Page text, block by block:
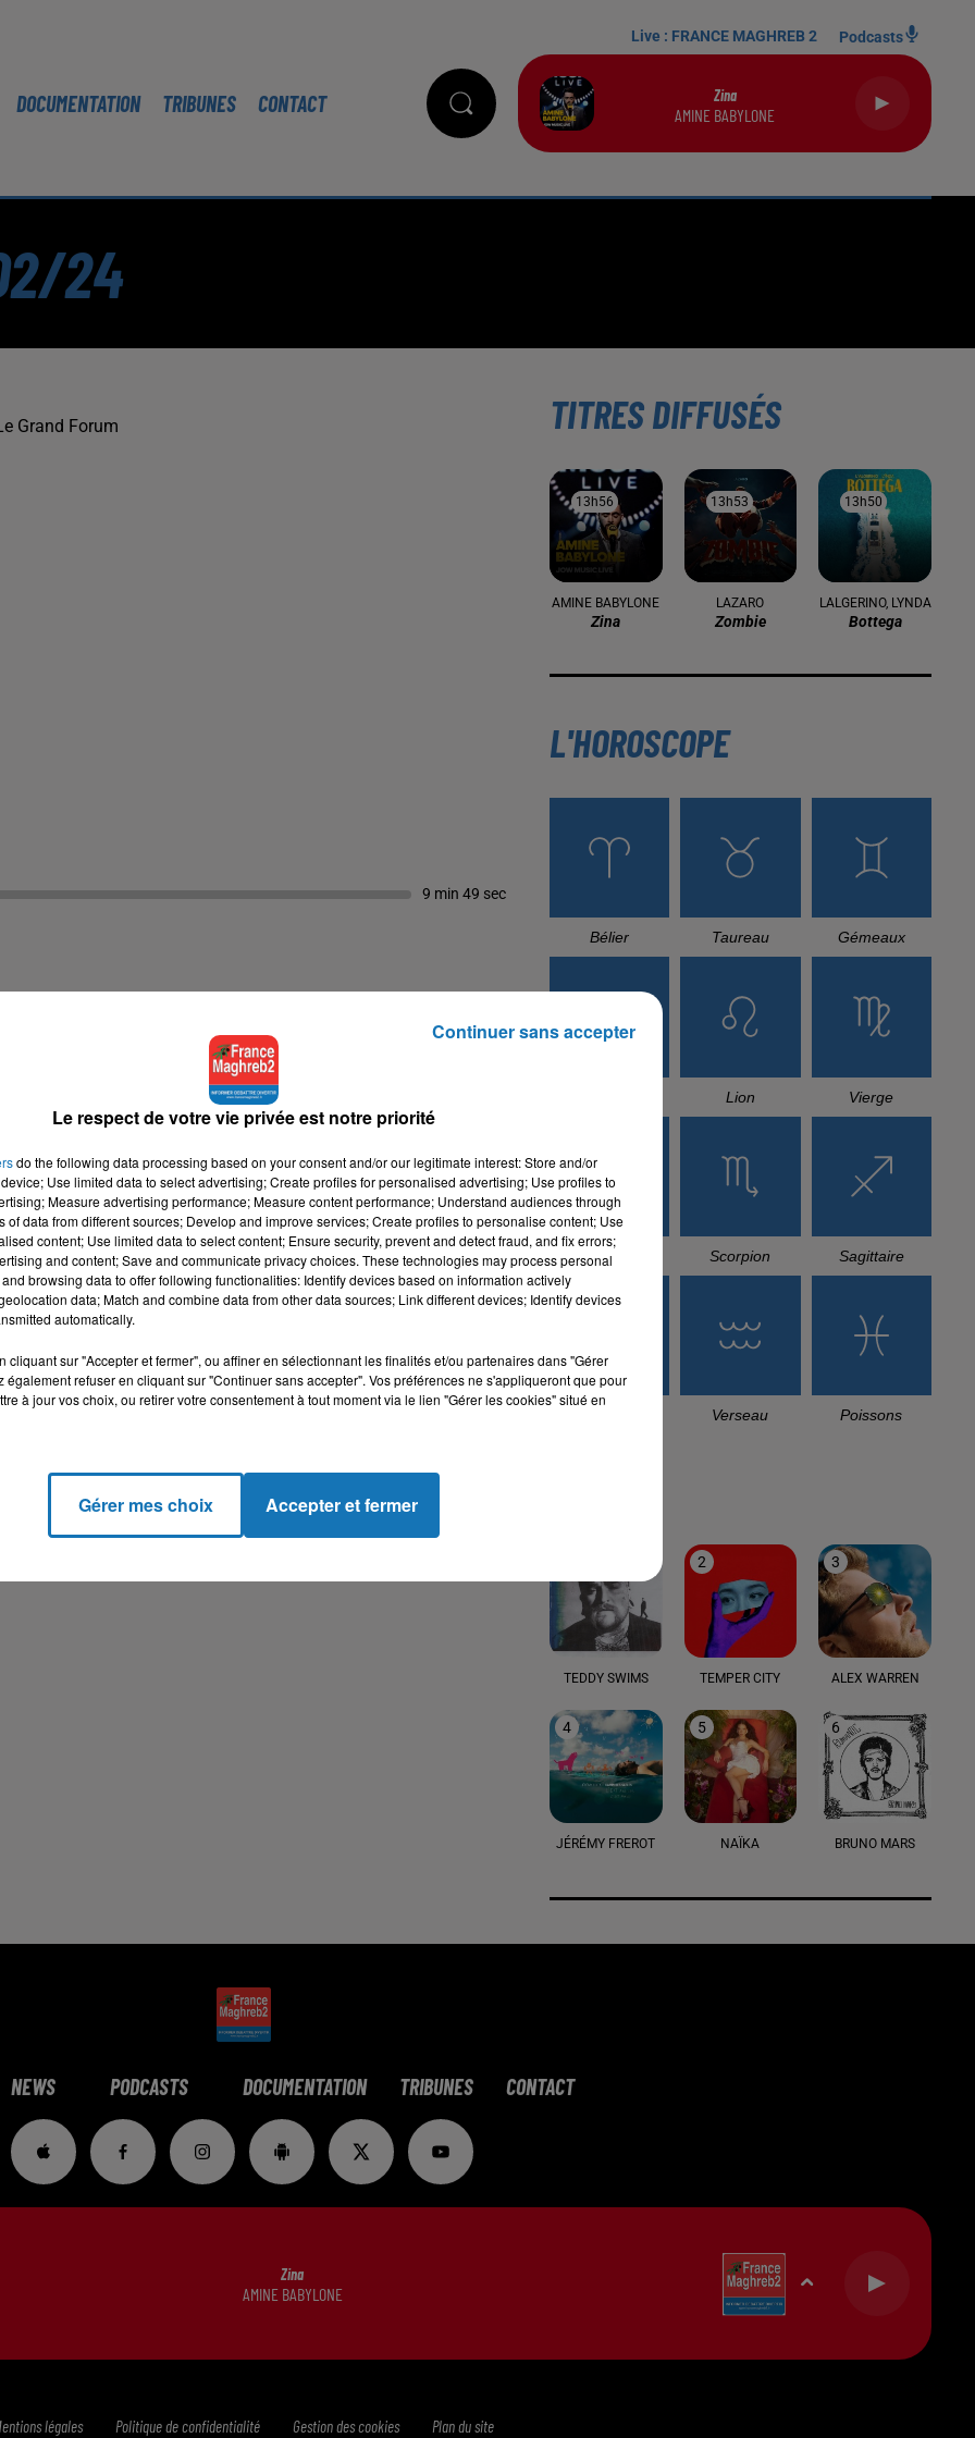
DOCUMENTATION TRIBUNES CONTACT
Live : FRANCE MAGHREB 2 Podcasts
Zina
AMINE BABYLONE
24
Grand Forum
9 min 49 sec
TITRES DIFFUSÉS
13h56
13h56
AMINE BABYLONE
Zina
13h53
13h53
LAZARO
Zombie
13h50
13h50
LALGERINO, LYNDA
Bottega
L'HOROSCOPE
Bélier Taureau Gémeaux
Lion Vierge
Balance Scorpion Sagittaire
Verseau Poissons
TEDDY SWIMS
2
TEMPER CITY
3
ALEX WARREN
4
JÉRÉMY FREROT
5
NAÏKA
6
BRUNO MARS
NEWS PODCASTS DOCUMENTATION TRIBUNES CONTACT
Zina
AMINE BABYLONE
légales Politique de confidentialité Gestion des cookies Plan du site
Le respect de votre vie privée est notre priorité
do the following data processing based on your consent and/or our legitimate interest: Store and/or
Use limited data to select advertising; Create profiles for personalised advertising; Use profiles to
Measure advertising performance; Measure content performance; Understand audiences through
of data from different sources; Develop and improve services; Create profiles to personalise content; Use
content; Use limited data to select content; Ensure security, prevent and detect fraud, and fix errors;
and content; Save and communicate privacy choices. These technologies may process personal
browsing data to offer following functionalities: Identify devices based on information actively
data; Match and combine data from other data sources; Link different devices; Identify devices
automatically.
cliquant sur "Accepter et fermer", ou affiner en sélectionnant les finalités et/ou partenaires dans "Gérer
également refuser en cliquant sur "Continuer sans accepter". Vos préférences ne s'appliqueront que pour
à jour vos choix, ou retirer votre consentement à tout moment via le lien "Gérer les cookies" situé en
Gérer mes choix Accepter et fermer
Continuer sans accepter